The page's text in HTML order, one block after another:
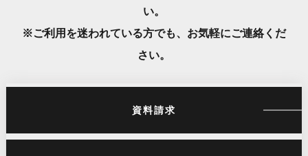
い。
※ご利用を迷われている方でも、お気軽にご連絡くだ
さい。
資料請求